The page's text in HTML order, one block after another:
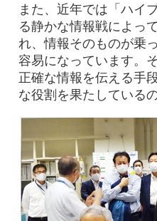
また、近年では「ハイ
る静かな情報戦によっ
れ、情報そのものが乗
容易になっています。
正確な情報を伝える手
な役割を果たしているの